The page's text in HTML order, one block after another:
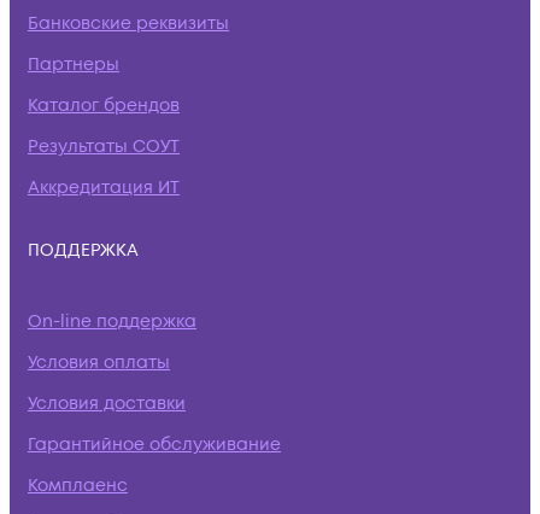
Банковские реквизиты
Партнеры
Каталог брендов
Результаты СОУТ
Аккредитация ИТ
ПОДДЕРЖКА
On-line поддержка
Условия оплаты
Условия доставки
Гарантийное обслуживание
Комплаенс